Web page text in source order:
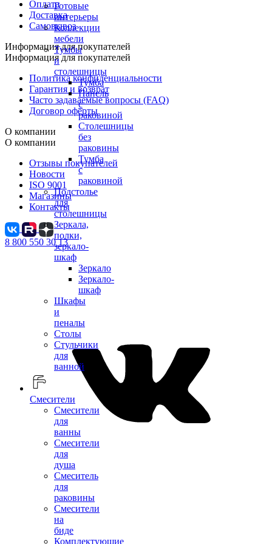
Готовые
интерьеры
Коллекции
мебели
Тумбы
и
столешницы
Тумба
Панель
с
раковиной
Столешницы
без
раковины
Тумба
с
раковиной
Подстолье
для
столешницы
Зеркала,
полки,
зеркало-
шкаф
Зеркало
Зеркало-
шкаф
Шкафы
и
пеналы
Столы
Стульчики
для
ванной
Смесители
Смесители
для
ванны
Смесители
для
душа
Смеситель
для
раковины
Смесители
на
биде
Комплектующие
Оплата
Доставка
Самовывоз
Информация для покупателей
Информация для покупателей
Политика конфиденциальности
Гарантия и возврат
Часто задаваемые вопросы (FAQ)
Договор оферты
О компании
О компании
Отзывы покупателей
Новости
ISO 9001
Магазины
Контакты
8 800 550 30 13